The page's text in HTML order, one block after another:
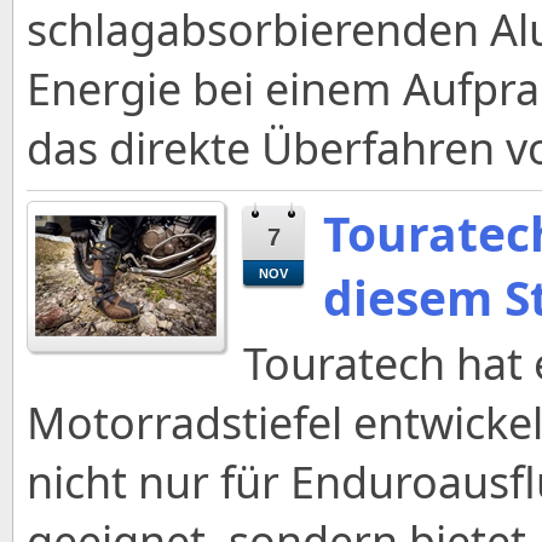
schlagabsorbierenden
Energie bei einem
das direkte Überfahren
7
NOV
diesem
Touratech hat
Motorradstiefel
nicht nur für